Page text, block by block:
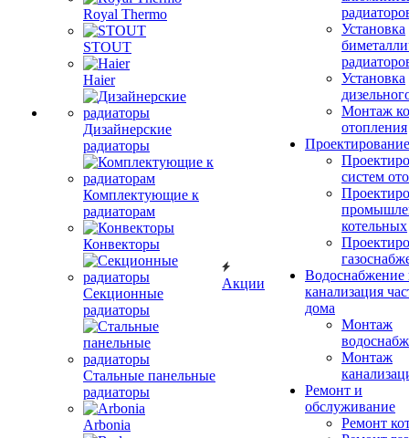
Royal Thermo
STOUT
Haier
Дизайнерские
радиаторы
Комплектующие к
радиаторам
Конвекторы
Секционные
радиаторы
Стальные панельные
радиаторы
Arbonia
Акции
Установка
Установка
Монтаж
отопления
Проектирование
систем
котельных
Водоснабжение
канализация
дома
Монтаж
Монтаж
Ремонт и
обслуживание
Ремонт